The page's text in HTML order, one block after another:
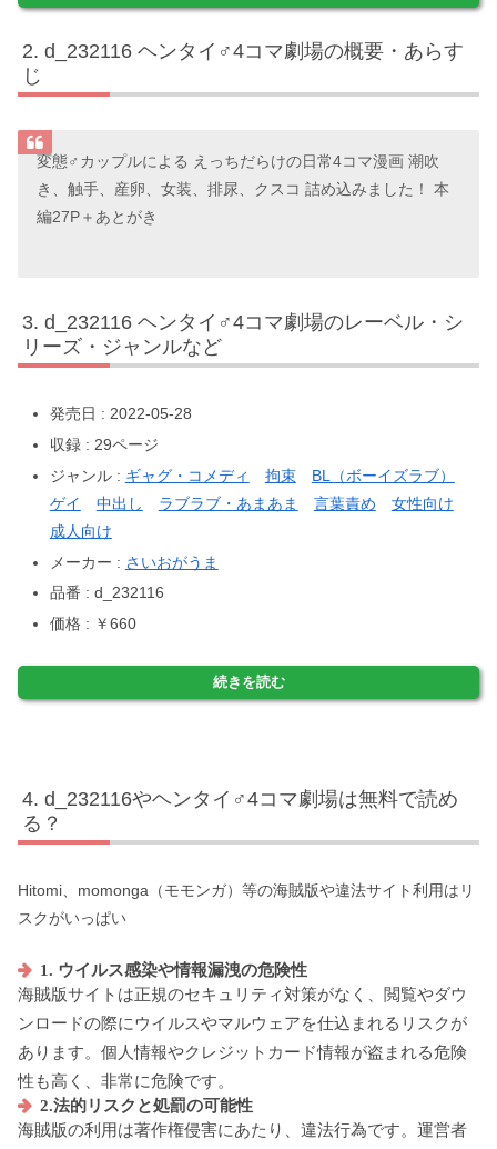
d_232116 ヘンタイ♂4コマ劇場の概要・あらす
じ
変態♂カップルによる えっちだらけの日常4コマ漫画 潮吹
き、触手、産卵、女装、排尿、クスコ 詰め込みました！ 本
編27P＋あとがき
d_232116 ヘンタイ♂4コマ劇場のレーベル・シ
リーズ・ジャンルなど
発売日 : 2022-05-28
収録 : 29ページ
ジャンル : ギャグ・コメディ 拘束
BL（ボーイズラブ）
ゲイ
中出し ラブラブ・あまあま 言葉責め
女性向け
成人向け
メーカー : さいおがうま
品番 : d_232116
価格 : ￥660
続きを読む
d_232116やヘンタイ♂4コマ劇場は無料で読め
る？
Hitomi、momonga（モモンガ）等の海賊版や違法サイト利用はリ
スクがいっぱい
1. ウイルス感染や情報漏洩の危険性
海賊版サイトは正規のセキュリティ対策がなく、閲覧やダウ
ンロードの際にウイルスやマルウェアを仕込まれるリスクが
あります。個人情報やクレジットカード情報が盗まれる危険
性も高く、非常に危険です。
2.法的リスクと処罰の可能性
海賊版の利用は著作権侵害にあたり、違法行為です。運営者